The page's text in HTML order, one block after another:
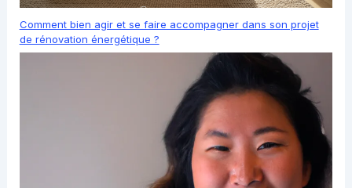
Comment bien agir et se faire accompagner dans son projet
de rénovation énergétique ?